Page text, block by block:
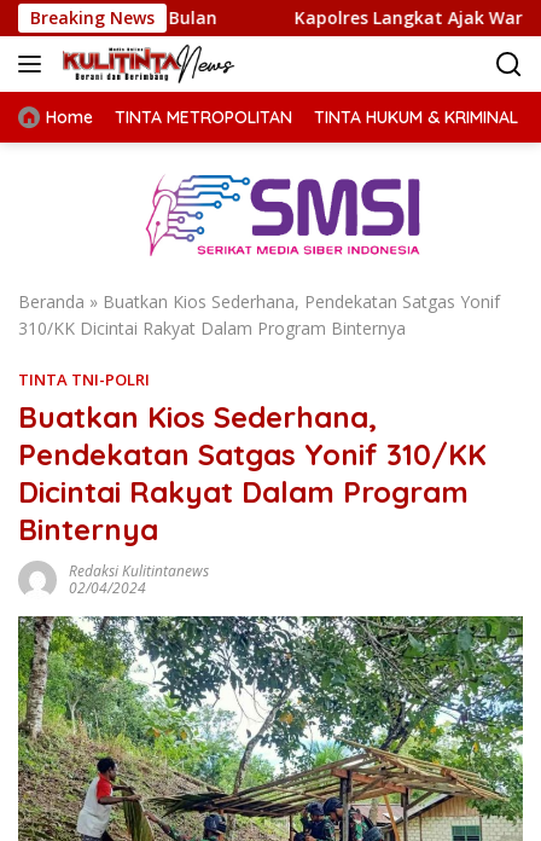
Langsung
ke
konten
Breaking News
Bulan Kapolres Langkat Ajak Warga Perkuat
Home TINTA METROPOLITAN TINTA HUKUM & KRIMINAL
Beranda » Buatkan Kios Sederhana, Pendekatan Satgas Yonif
310/KK Dicintai Rakyat Dalam Program Binternya
TINTA TNI-POLRI
Buatkan Kios Sederhana,
Pendekatan Satgas Yonif 310/KK
Dicintai Rakyat Dalam Program
Binternya
Redaksi Kulitintanews
02/04/2024